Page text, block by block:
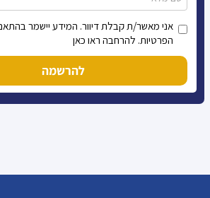
אני מאשר/ת קבלת דיוור. המידע יישמר
הפרטיות. להרחבה ראו כאן
להרשמה